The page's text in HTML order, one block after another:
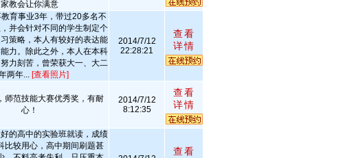
家教会让你满意
育事业3年，带过20多名不
并会针对不同的学生制定个
策略，本人有较好的表达能
力。除此之外，本人在本科
力刻苦，曾荣获大一、大二
两年... [查看照片]
2014/7/12
22:28:21
查看
详情
师范技能大赛优秀奖，有耐
心！
2014/7/12
8:12:35
查看
详情
的高中的实验班就读，成绩
比较用心，高中期间刷题甚
查看